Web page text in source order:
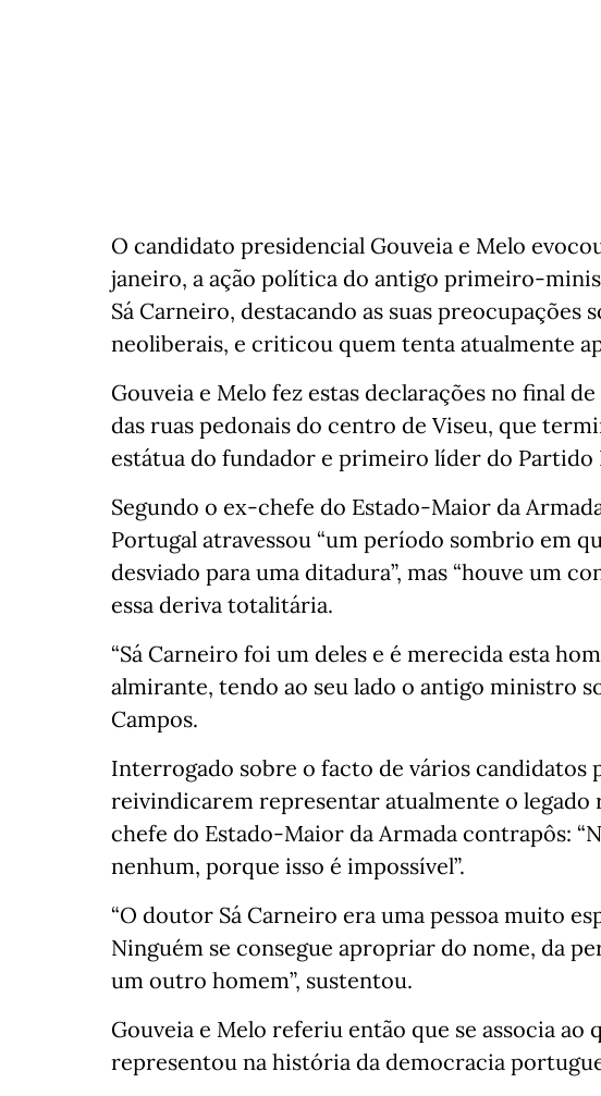
O candidato presidencial Gouveia e Melo
janeiro, a ação política do antigo primeiro-
Sá Carneiro, destacando as suas preocupações
neoliberais, e criticou quem tenta atualmente
Gouveia e Melo fez estas declarações no final
das ruas pedonais do centro de Viseu, que
estátua do fundador e primeiro líder do Partido
Segundo o ex-chefe do Estado-Maior da
Portugal atravessou “um período sombrio em
desviado para uma ditadura”, mas “houve um
essa deriva totalitária.
“Sá Carneiro foi um deles e é merecida esta
almirante, tendo ao seu lado o antigo ministro
Campos.
Interrogado sobre o facto de vários candidatos
reivindicarem representar atualmente o legado
chefe do Estado-Maior da Armada contrapôs:
nenhum, porque isso é impossível”.
“O doutor Sá Carneiro era uma pessoa muito
Ninguém se consegue apropriar do nome, da
um outro homem”, sustentou.
Gouveia e Melo referiu então que se associa ao
representou na história da democracia